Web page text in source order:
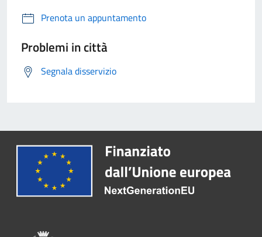
Prenota un appuntamento
Problemi in città
Segnala disservizio